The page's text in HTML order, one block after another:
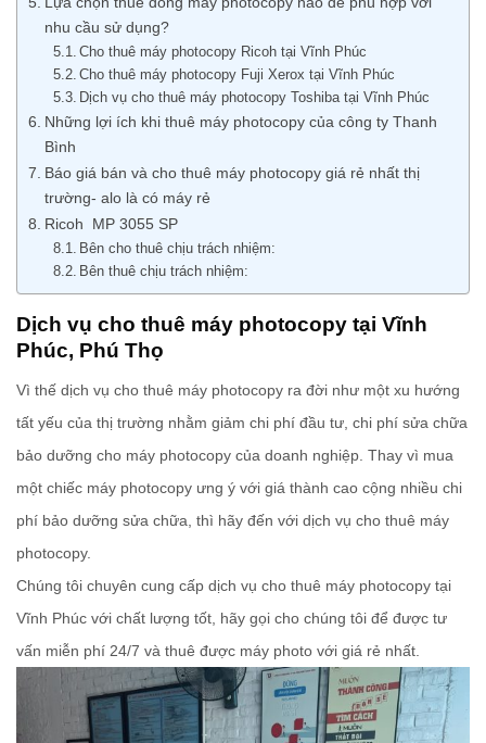
nhu cầu sử dụng?
Cho thuê máy photocopy Ricoh tại Vĩnh Phúc
Cho thuê máy photocopy Fuji Xerox tại Vĩnh Phúc
Dịch vụ cho thuê máy photocopy Toshiba tại Vĩnh Phúc
Những lợi ích khi thuê máy photocopy của công ty Thanh
Bình
Báo giá bán và cho thuê máy photocopy giá rẻ nhất thị
trường- alo là có máy rẻ
Ricoh MP 3055 SP
Bên cho thuê chịu trách nhiệm:
Bên thuê chịu trách nhiệm:
Dịch vụ cho thuê máy photocopy tại Vĩnh
Phúc, Phú Thọ
Vì thế dịch vụ cho thuê máy photocopy ra đời như một xu hướng
tất yếu của thị trường nhằm giảm chi phí đầu tư, chi phí sửa chữa
bảo dưỡng cho máy photocopy của doanh nghiệp. Thay vì mua
một chiếc máy photocopy ưng ý với giá thành cao cộng nhiều chi
phí bảo dưỡng sửa chữa, thì hãy đến với dịch vụ cho thuê máy
photocopy.
Chúng tôi chuyên cung cấp dịch vụ cho thuê máy photocopy tại
Vĩnh Phúc với chất lượng tốt, hãy gọi cho chúng tôi để được tư
vấn miễn phí 24/7 và thuê được máy photo với giá rẻ nhất.